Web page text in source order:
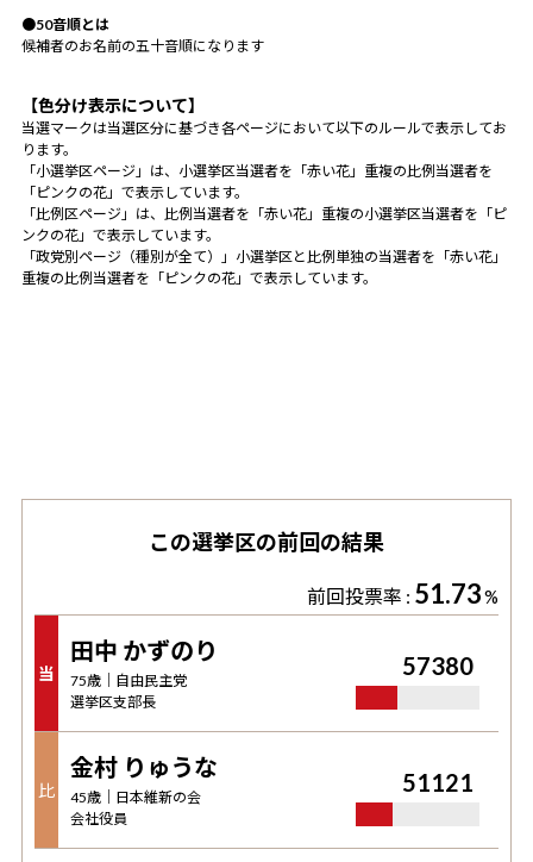
●50音順とは
候補者のお名前の五十音順になります
【色分け表示について】
当選マークは当選区分に基づき各ページにおいて以下のルールで表示してお
ります。
「小選挙区ページ」は、小選挙区当選者を「赤い花」重複の比例当選者を
「ピンクの花」で表示しています。
「比例区ページ」は、比例当選者を「赤い花」重複の小選挙区当選者を「ピ
ンクの花」で表示しています。
「政党別ページ（種別が全て）」小選挙区と比例単独の当選者を「赤い花」
重複の比例当選者を「ピンクの花」で表示しています。
この選挙区の前回の結果
前回投票率 : 51.73%
当
田中 かずのり
75歳｜ 自由民主党
選挙区支部長
57380
比
金村 りゅうな
45歳｜ 日本維新の会
会社役員
51121